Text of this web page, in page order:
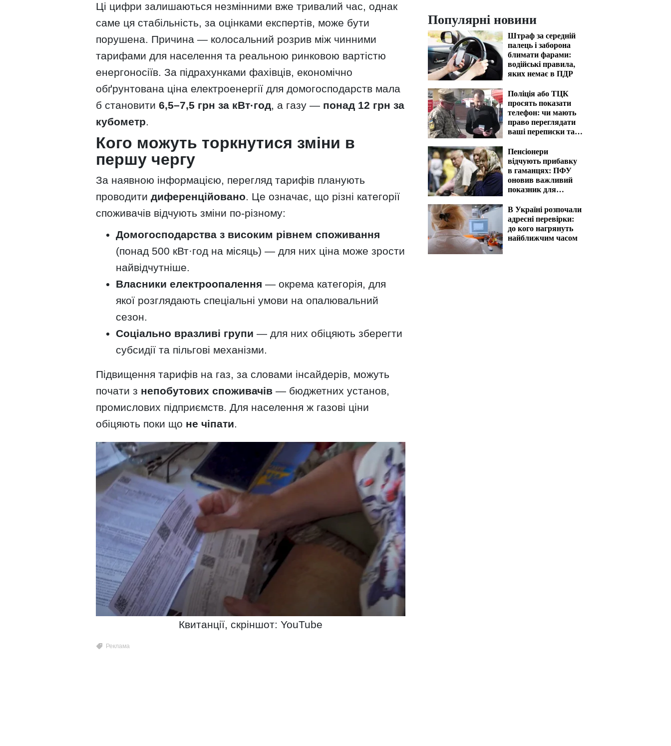
Ці цифри залишаються незмінними вже тривалий час, однак
саме ця стабільність, за оцінками експертів, може бути
порушена. Причина — колосальний розрив між чинними
тарифами для населення та реальною ринковою вартістю
енергоносіїв. За підрахунками фахівців, економічно
обґрунтована ціна електроенергії для домогосподарств мала
б становити 6,5–7,5 грн за кВт·год, а газу — понад 12 грн за
кубометр.
Кого можуть торкнутися зміни в
першу чергу
За наявною інформацією, перегляд тарифів планують
проводити диференційовано. Це означає, що різні категорії
споживачів відчують зміни по-різному:
Домогосподарства з високим рівнем споживання
(понад 500 кВт·год на місяць) — для них ціна може зрости
найвідчутніше.
Власники електроопалення — окрема категорія, для
якої розглядають спеціальні умови на опалювальний
сезон.
Соціально вразливі групи — для них обіцяють зберегти
субсидії та пільгові механізми.
Підвищення тарифів на газ, за словами інсайдерів, можуть
почати з непобутових споживачів — бюджетних установ,
промислових підприємств. Для населення ж газові ціни
обіцяють поки що не чіпати.
Квитанції, скріншот: YouTube
Популярні новини
Штраф за середній
палець і заборона
блимати фарами:
водійські правила,
яких немає в ПДР
Поліція або ТЦК
просять показати
телефон: чи мають
право переглядати
ваші переписки та
Пенсіонери
відчують прибавку
в гаманцях: ПФУ
оновив важливий
показник для
В Україні розпочали
адресні перевірки:
до кого нагрянуть
найближчим часом